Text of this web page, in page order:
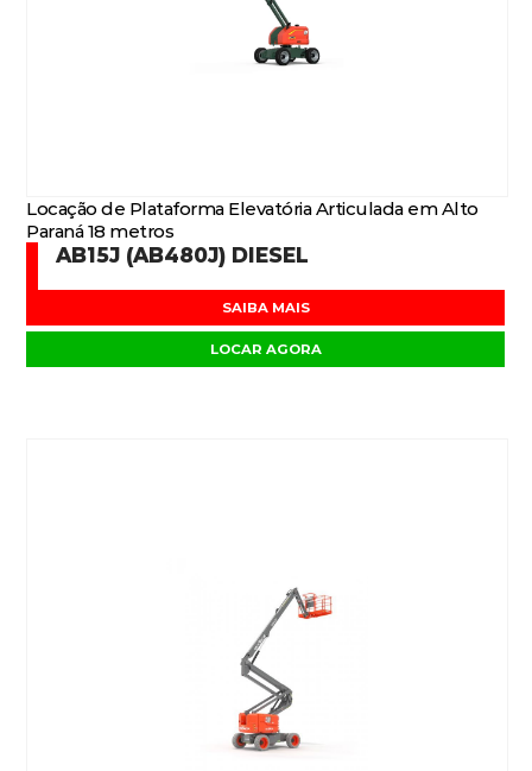
Locação de Plataforma Elevatória Articulada em Alto
Paraná 18 metros
AB15J (AB480J) DIESEL
SAIBA MAIS
LOCAR AGORA